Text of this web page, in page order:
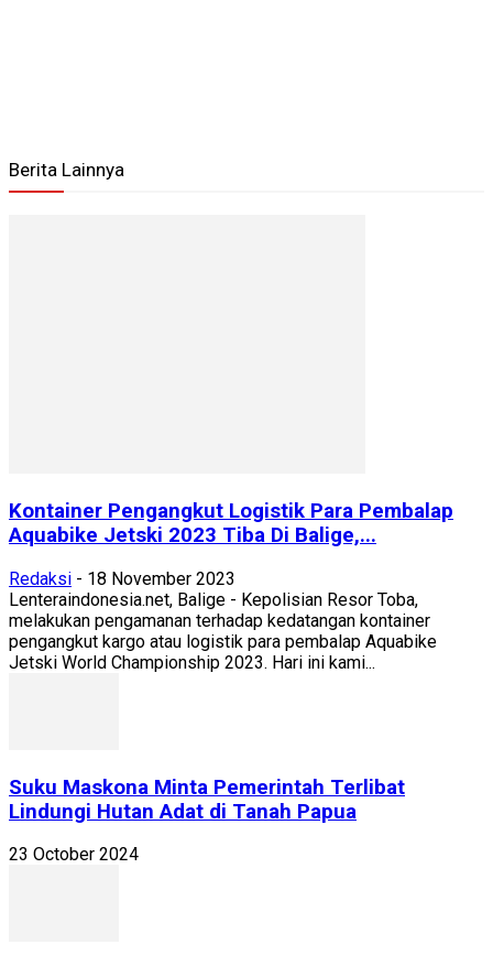
Berita Lainnya
Kontainer Pengangkut Logistik Para Pembalap
Aquabike Jetski 2023 Tiba Di Balige,...
Redaksi - 18 November 2023
Lenteraindonesia.net, Balige - Kepolisian Resor Toba,
melakukan pengamanan terhadap kedatangan kontainer
pengangkut kargo atau logistik para pembalap Aquabike
Jetski World Championship 2023. Hari ini kami...
Suku Maskona Minta Pemerintah Terlibat
Lindungi Hutan Adat di Tanah Papua
23 October 2024